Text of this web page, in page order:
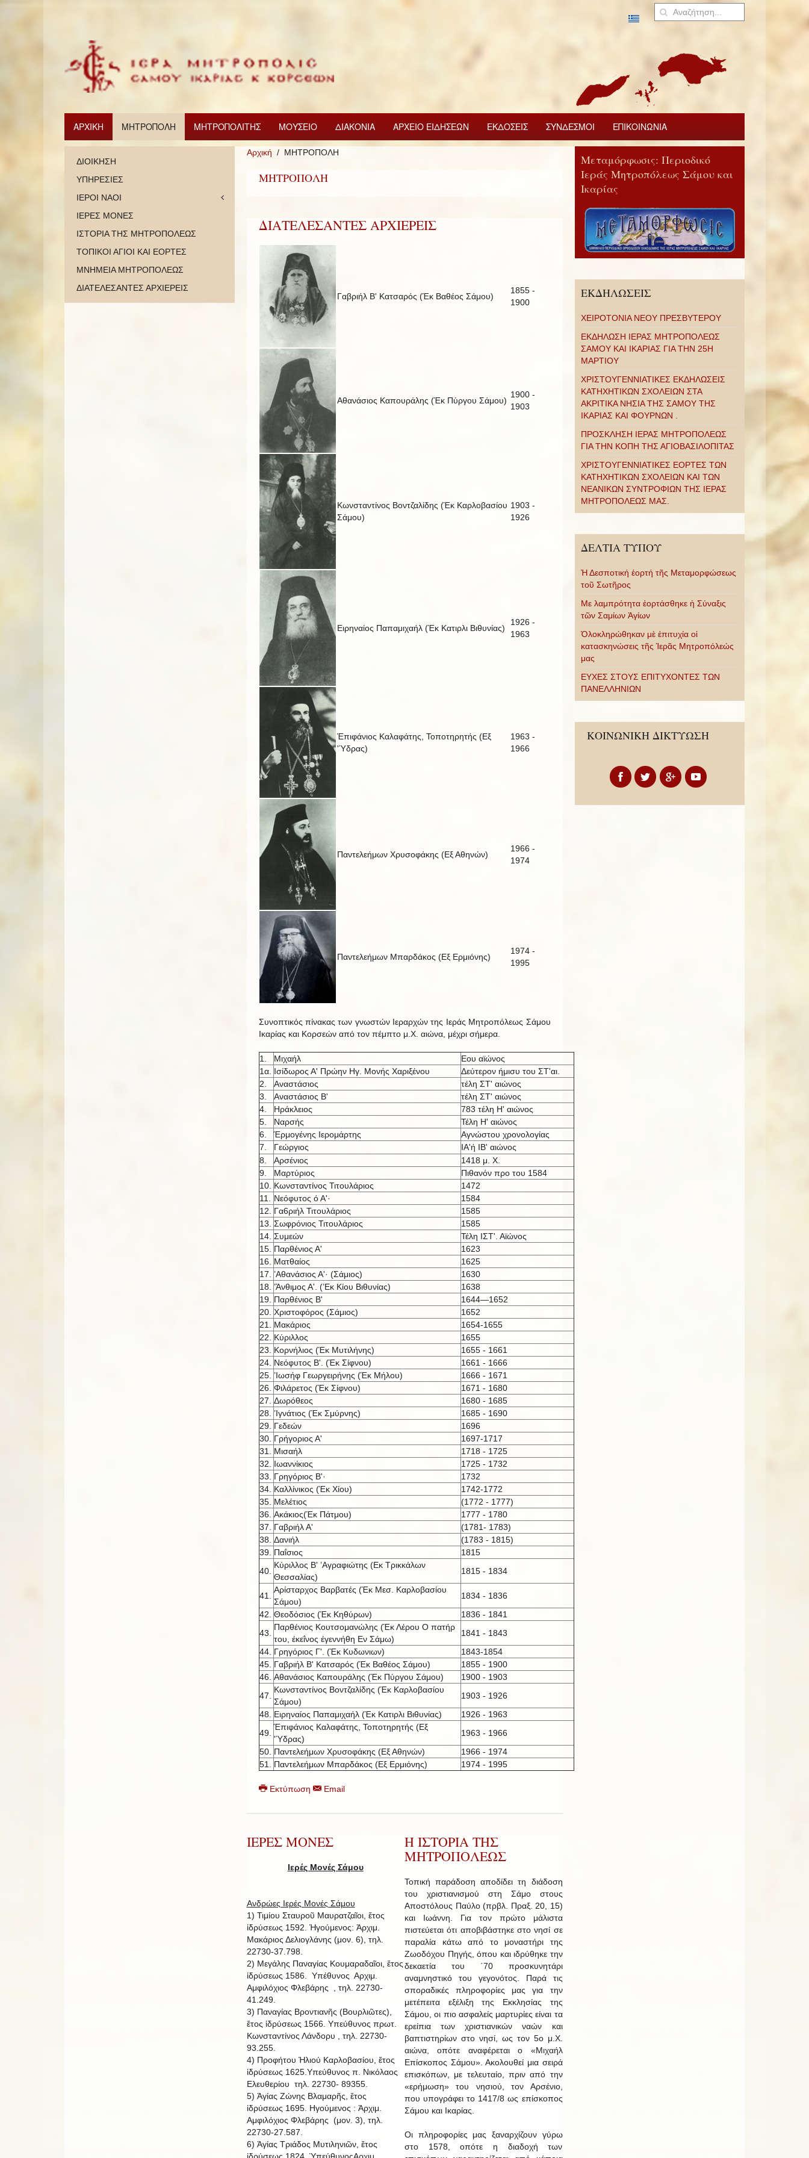
ΑΡΧΙΚΗ ΜΗΤΡΟΠΟΛΗ ΜΗΤΡΟΠΟΛΙΤΗΣ ΜΟΥΣΕΙΟ ΔΙΑΚΟΝΙΑ ΑΡΧΕΙΟ ΕΙΔΗΣΕΩΝ ΕΚΔΟΣΕΙΣ ΣΥΝΔΕΣΜΟΙ ΕΠΙΚΟΙΝΩΝΙΑ
Αρχική ΜΗΤΡΟΠΟΛΗ
ΜΗΤΡΟΠΟΛΗ
ΔΙΑΤΕΛΕΣΑΝΤΕΣ ΑΡΧΙΕΡΕΙΣ
Γαβριήλ Β' Κατσαρός (Έκ Βαθέος Σάμου)
1855 -
1900
Αθανάσιος Καπουράλης (Έκ Πύργου Σάμου)
1900 -
1903
Κωνσταντίνος Βοντζαλίδης (Έκ Καρλοβασίου
Σάμου)
1903 -
1926
Ειρηναίος Παπαμιχαήλ (Έκ Κατιρλι Βιθυνίας)
1926 -
1963
Έπιφάνιος Καλαφάτης, Τοποτηρητής (Εξ
'Ύδρας)
1963 -
1966
Παντελεήμων Χρυσοφάκης (Εξ Αθηνών)
1966 -
1974
Παντελεήμων Μπαρδάκος (Εξ Ερμιόνης)
1974 -
1995
Συνοπτικός πίνακας των γνωστών Ιεραρχών της Ιεράς Μητροπόλεως Σάμου
Ικαρίας και Κορσεών από τον πέμπτο μ.Χ. αιώνα, μέχρι σήμερα.
1. Μιχαήλ
Εου αϊώνος
1α. Ισίδωρος Α' Πρώην Ηγ. Μονής Χαριξένου
Δεύτερον ήμισυ του ΣΤ'αι.
2.
Αναστάσιος
τέλη ΣΤ' αιώνος
3.
Αναστάσιος Β'
τέλη ΣΤ' αιώνος
4.
Ηράκλειος
783 τέλη Η' αιώνος
5.
Ναρσής
Τέλη Η' αιώνος
6.
Έρμογένης Ιερομάρτης
Αγνώστου χρονολογίας
7.
Γεώργιος ΙΑ'ή IB' αιώνος
8.
Αρσένιος
1418 μ. X.
9.
Μαρτύριος
Πιθανόν προ του 1584
10. Κωνσταντίνος Τιτουλάριος
1472
11.
Νεόφυτος ό Α'·
1584
12.
Γα6ριήλ Τιτουλάριος
1585
13. Σωφρόνιος Τιτουλάριος
1585
14. Συμεών
Τέλη ΙΣΤ'. Αϊώνος
15. Παρθένιος Α'
1623
16.
Ματθαίος
1625
17.
’Αθανάσιος Α'· (Σάμιος)
1630
18.
’Άνθιμος Α'. (’Εκ Κίου Βιθυνίας)
1638
19. Παρθένιος Β'
1644—1652
20. Χριστοφόρος (Σάμιος)
1652
21.
Μακάριος
1654-1655
22.
Κύριλλος
1655
23.
Κορνήλιος (Έκ Μυτιλήνης)
1655 - 1661
24. Νεόφυτος Β'. (Έκ Σίφνου)
1661 - 1666
25. ’Ιωσήφ Γεωργειρήνης (Έκ Μήλου)
1666 - 1671
26. Φιλάρετος (Έκ Σίφνου)
1671 - 1680
27. Δωρόθεος
1680 - 1685
28.
’Ιγνάτιος (Έκ Σμύρνης)
1685 - 1690
29. Γεδεών
1696
30. Γρήγοριος Α'
1697-1717
31.
Μισαήλ
1718 - 1725
32.
Ιωαννίκιος
1725 - 1732
33.
Γρηγόριος Β'·
1732
34. Καλλίνικος (Έκ Χίου)
1742-1772
35. Μελέτιος
(1772 - 1777)
36. Ακάκιος(Έκ Πάτμου)
1777 - 1780
37.
Γαβριήλ Α'
(1781- 1783)
38. Δανιήλ
(1783 - 1815)
39. Παΐσιος
1815
40.
Κύριλλος Β' ’Αγραφιώτης (Εκ Τρικκάλων
Θεσσαλίας)
1815 - 1834
41.
Αρίσταρχος Βαρβατές (Έκ Μεσ. Καρλοβασίου
Σάμου)
1834 - 1836
42. Θεοδόσιος (Έκ Κηθύρων)
1836 - 1841
43.
Παρθένιος Κουτσομανώλης (Έκ Λέρου Ο πατήρ
του, έκεΐνος έγεννήθη Εν Σάμω)
1841 - 1843
44. Γρηγόριος Γ'. (Έκ Κυδωνιων)
1843-1854
45. Γαβριήλ Β' Κατσαρός (Έκ Βαθέος Σάμου)
1855 - 1900
46. Αθανάσιος Καπουράλης (Έκ Πύργου Σάμου)
1900 - 1903
47.
Κωνσταντίνος Βοντζαλίδης (Έκ Καρλοβασίου
Σάμου)
1903 - 1926
48.
Ειρηναίος Παπαμιχαήλ (Έκ Κατιρλι Βιθυνίας)
1926 - 1963
49.
Έπιφάνιος Καλαφάτης, Τοποτηρητής (Εξ
'Ύδρας)
1963 - 1966
50. Παντελεήμων Χρυσοφάκης (Εξ Αθηνών)
1966 - 1974
51.
Παντελεήμων Μπαρδάκος (Εξ Ερμιόνης) 1974 - 1995
Εκτύπωση Email
ΙΕΡΕΣ ΜΟΝΕΣ
Ιερές Μονές Σάμου
Ανδρώες Ιερές Μονές Σάμου
1) Τιμίου Σταυροῦ Μαυρατζαῖοι, ἔτος
ἱδρύσεως 1592. Ἡγούμενος: Ἀρχιμ.
Μακάριος Δελιογλάνης (μον. 6), τηλ.
22730-37.798.
2) Μεγάλης Παναγίας Κουμαραδαῖοι, ἔτος
ἱδρύσεως 1586. Υπέθυνος Αρχιμ.
Αμφιλόχιος Φλεβάρης , τηλ. 22730-
41.249.
3) Παναγίας Βροντιανῆς (Βουρλιῶτες),
ἔτος ἱδρύσεως 1566. Υπεύθυνος πρωτ.
Κωνσταντίνος Λάνδορυ , τηλ. 22730-
93.255.
4) Προφήτου Ἠλιού Καρλοβασίου, ἔτος
ἱδρύσεως 1625.Υπεύθυνος π. Νικόλαος
Ελευθερίου τηλ. 22730- 89355.
5) Ἁγίας Ζώνης Βλαμαρῆς, ἔτος
ἱδρύσεως 1695. Ηγούμενος : Ἀρχιμ.
Αμφιλόχιος Φλεβάρης (μον. 3), τηλ.
22730-27.587.
6) Ἁγίας Τριάδος Μυτιληνιῶν, ἔτος
Η ΙΣΤΟΡΙΑ ΤΗΣ
ΜΗΤΡΟΠΟΛΕΩΣ
Τοπική παράδοση αποδίδει τη διάδοση
του χριστιανισμού στη Σάμο στους
Αποστόλους Παύλο (πρβλ. Πραξ. 20, 15)
και Ιωάννη. Για τον πρώτο μάλιστα
πιστεύεται ότι αποβιβάστηκε στο νησί σε
παραλία κάτω από το μοναστήρι της
Ζωοδόχου Πηγής, όπου και ιδρύθηκε την
δεκαετία του ΄70 προσκυνητάρι
αναμνηστικό του γεγονότος. Παρά τις
σποραδικές πληροφορίες μας για την
μετέπειτα εξέλιξη της Εκκλησίας της
Σάμου, οι πιο ασφαλείς μαρτυρίες είναι τα
ερείπια των χριστιανικών ναών και
βαπτιστηρίων στο νησί, ως τον 5ο μ.Χ.
αιώνα, οπότε αναφέρεται ο «Μιχαήλ
Επίσκοπος Σάμου». Ακολουθεί μια σειρά
επισκόπων, με τελευταίο, πριν από την
«ερήμωση» του νησιού, τον Αρσένιο,
που υπογράφει το 1417/8 ως επίσκοπος
Σάμου και Ικαρίας.
Οι πληροφορίες μας ξαναρχίζουν γύρω
στο 1578, οπότε η διαδοχή των
ΔΙΟΙΚΗΣΗ
ΥΠΗΡΕΣΙΕΣ
ΙΕΡΟΙ ΝΑΟΙ
ΙΕΡΕΣ ΜΟΝΕΣ
ΙΣΤΟΡΙΑ ΤΗΣ ΜΗΤΡΟΠΟΛΕΩΣ
ΤΟΠΙΚΟΙ ΑΓΙΟΙ ΚΑΙ ΕΟΡΤΕΣ
ΜΝΗΜΕΙΑ ΜΗΤΡΟΠΟΛΕΩΣ
ΔΙΑΤΕΛΕΣΑΝΤΕΣ ΑΡΧΙΕΡΕΙΣ
Μεταμόρφωσις: Περιοδικό
Ιεράς Μητροπόλεως Σάμου και
Ικαρίας
ΕΚΔΗΛΩΣΕΙΣ
ΧΕΙΡΟΤΟΝΙΑ ΝΕΟΥ ΠΡΕΣΒΥΤΕΡΟΥ
ΕΚΔΗΛΩΣΗ ΙΕΡΑΣ ΜΗΤΡΟΠΟΛΕΩΣ
ΣΑΜΟΥ ΚΑΙ ΙΚΑΡΙΑΣ ΓΙΑ ΤΗΝ 25Η
ΜΑΡΤΙΟΥ
ΧΡΙΣΤΟΥΓΕΝΝΙΑΤΙΚΕΣ ΕΚΔΗΛΩΣΕΙΣ
ΚΑΤΗΧΗΤΙΚΩΝ ΣΧΟΛΕΙΩΝ ΣΤΑ
ΑΚΡΙΤΙΚΑ ΝΗΣΙΑ ΤΗΣ ΣΑΜΟΥ ΤΗΣ
ΙΚΑΡΙΑΣ ΚΑΙ ΦΟΥΡΝΩΝ .
ΠΡΟΣΚΛΗΣΗ ΙΕΡΑΣ ΜΗΤΡΟΠΟΛΕΩΣ
ΓΙΑ ΤΗΝ ΚΟΠΗ ΤΗΣ ΑΓΙΟΒΑΣΙΛΟΠΙΤΑΣ
ΧΡΙΣΤΟΥΓΕΝΝΙΑΤΙΚΕΣ ΕΟΡΤΕΣ ΤΩΝ
ΚΑΤΗΧΗΤΙΚΩΝ ΣΧΟΛΕΙΩΝ ΚΑΙ ΤΩΝ
ΝΕΑΝΙΚΩΝ ΣΥΝΤΡΟΦΙΩΝ ΤΗΣ ΙΕΡΑΣ
ΜΗΤΡΟΠΟΛΕΩΣ ΜΑΣ.
ΔΕΛΤΙΑ ΤΥΠΟΥ
Ἡ Δεσποτική ἑορτή τῆς Μεταμορφώσεως
τοῦ Σωτῆρος
Με λαμπρότητα ἑορτάσθηκε ἡ Σύναξις
τῶν Σαμίων Ἁγίων
Ὁλοκληρώθηκαν μὲ ἐπιτυχία οἱ
κατασκηνώσεις τῆς Ἱερᾶς Μητροπόλεώς
μας
ΕΥΧΕΣ ΣΤΟΥΣ ΕΠΙΤΥΧΟΝΤΕΣ ΤΩΝ
ΠΑΝΕΛΛΗΝΙΩΝ
ΚΟΙΝΩΝΙΚΗ ΔΙΚΤΥΩΣΗ